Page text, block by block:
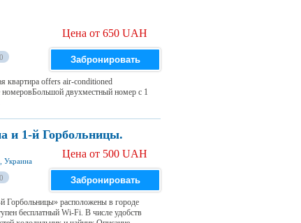
0
Цена от 650 UAH
Забронировать
квартира offers air-conditioned
двухместный номер с 1
и 1-й Горбольницы.
Украина
0
Цена от 500 UAH
Забронировать
Горбольницы» расположены в городе
бесплатный Wi-Fi. В числе удобств